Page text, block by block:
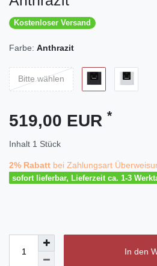
Kostenloser Versand
Farbe: Anthrazit
Bitte wählen
519,00 EUR *
Inhalt 1 Stück
2% Rabatt bei Zahlungsart
sofort lieferbar, Lieferzeit ca. 1-3
In den